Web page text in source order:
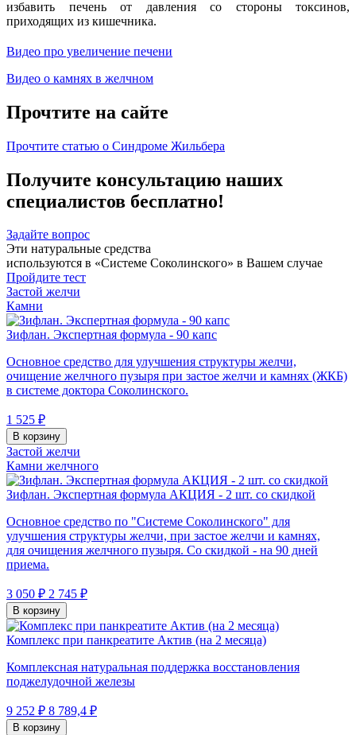
избавить печень от давления со стороны токсинов,
приходящих из кишечника.
Видео про увеличение печени
Видео о камнях в желчном
Прочтите на сайте
Прочтите статью о Синдроме Жильбера
Получите консультацию наших
специалистов бесплатно!
Задайте вопрос
Эти натуральные средства
используются в «Системе Соколинского» в Вашем случае
Пройдите тест
Застой желчи
Камни
Зифлан. Экспертная формула - 90 капс
Основное средство для улучшения структуры желчи,
очищение желчного пузыря при застое желчи и камнях (ЖКБ)
в системе доктора Соколинского.
1 525 ₽
В корзину
Застой желчи
Камни желчного
Зифлан. Экспертная формула АКЦИЯ - 2 шт. со скидкой
Основное средство по "Системе Соколинского" для
улучшения структуры желчи, при застое желчи и камнях,
для очищения желчного пузыря. Со скидкой - на 90 дней
приема.
3 050 ₽ 2 745 ₽
В корзину
Комплекс при панкреатите Актив (на 2 месяца)
Комплексная натуральная поддержка восстановления
поджелудочной железы
9 252 ₽ 8 789,4 ₽
В корзину